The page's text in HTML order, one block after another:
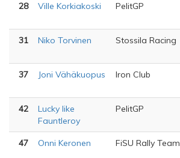
28 Ville Korkiakoski PelitGP
31 Niko Torvinen Stossila Racing
37 Joni Vähäkuopus Iron Club
42
Lucky like
Fauntleroy
PelitGP
47 Onni Keronen FiSU Rally Team